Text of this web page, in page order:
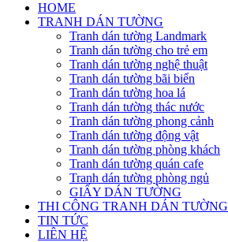
HOME
TRANH DÁN TƯỜNG
Tranh dán tường Landmark
Tranh dán tường cho trẻ em
Tranh dán tường nghệ thuật
Tranh dán tường bãi biển
Tranh dán tường hoa lá
Tranh dán tường thác nước
Tranh dán tường phong cảnh
Tranh dán tường động vật
Tranh dán tường phòng khách
Tranh dán tường quán cafe
Tranh dán tường phòng ngủ
GIẤY DÁN TƯỜNG
THI CÔNG TRANH DÁN TƯỜNG
TIN TỨC
LIÊN HỆ